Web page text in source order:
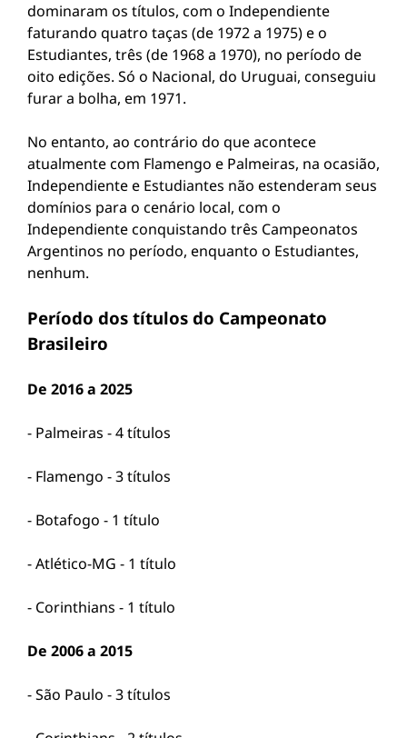
dominaram os títulos, com o Independiente
faturando quatro taças (de 1972 a 1975) e o
Estudiantes, três (de 1968 a 1970), no período de
oito edições. Só o Nacional, do Uruguai, conseguiu
furar a bolha, em 1971.
No entanto, ao contrário do que acontece
atualmente com Flamengo e Palmeiras, na ocasião,
Independiente e Estudiantes não estenderam seus
domínios para o cenário local, com o
Independiente conquistando três Campeonatos
Argentinos no período, enquanto o Estudiantes,
nenhum.
Período dos títulos do Campeonato
Brasileiro
De 2016 a 2025
- Palmeiras - 4 títulos
- Flamengo - 3 títulos
- Botafogo - 1 título
- Atlético-MG - 1 título
- Corinthians - 1 título
De 2006 a 2015
- São Paulo - 3 títulos